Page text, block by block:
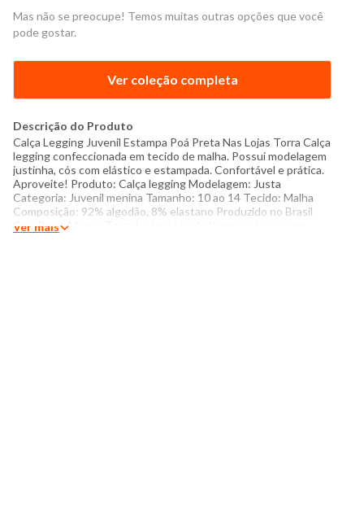
Mas não se preocupe! Temos muitas outras opções que você
pode gostar.
Ver coleção completa
Descrição do Produto
Calça Legging Juvenil Estampa Poá Preta Nas Lojas Torra Calça
legging confeccionada em tecido de malha. Possui modelagem
justinha, cós com elástico e estampada. Confortável e prática.
Aproveite! Produto: Calça legging Modelagem: Justa
Categoria: Juvenil menina Tamanho: 10 ao 14 Tecido: Malha
Composição: 92% algodão, 8% elastano Produzido no Brasil
Cor: Preta Marca: Torra Instruções de lavagem: Lavar com
Ver mais